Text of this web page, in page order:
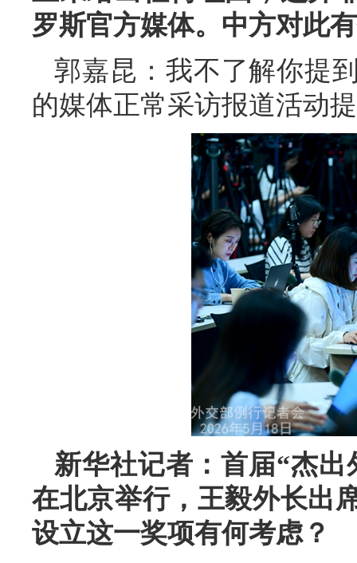
罗斯官方媒体。中方对此
郭嘉昆：我不了解你提
的媒体正常采访报道活动
新华社记者：首届“杰
在北京举行，王毅外长出
设立这一奖项有何考虑？